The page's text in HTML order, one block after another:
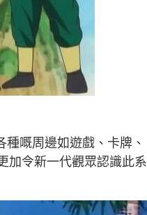
嘅周邊如遊戲、卡牌、
加令新一代觀眾認識此系